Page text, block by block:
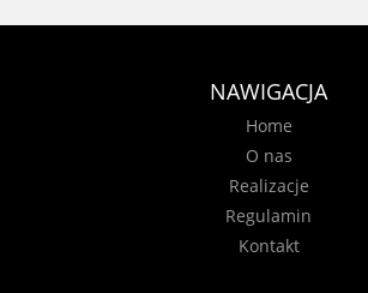
NAWIGACJA
Home
O nas
Realizacje
Regulamin
Kontakt